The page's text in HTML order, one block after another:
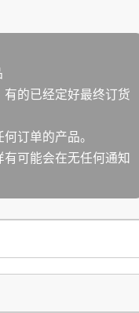
的已经定好最终订货
订单的产品。
可能会在无任何通知